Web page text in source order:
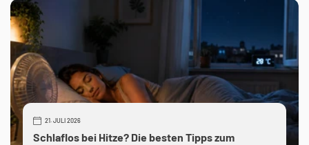
21. JULI 2026
Schlaflos bei Hitze? Die besten Tipps zum